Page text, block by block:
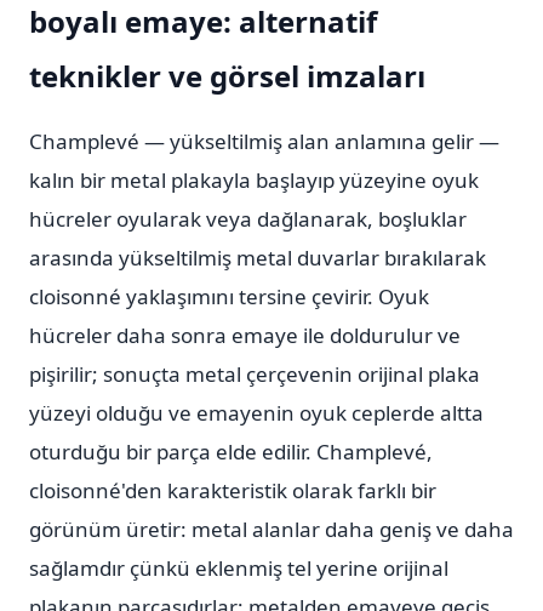
boyalı emaye: alternatif
teknikler ve görsel imzaları
Champlevé — yükseltilmiş alan anlamına gelir —
kalın bir metal plakayla başlayıp yüzeyine oyuk
hücreler oyularak veya dağlanarak, boşluklar
arasında yükseltilmiş metal duvarlar bırakılarak
cloisonné yaklaşımını tersine çevirir. Oyuk
hücreler daha sonra emaye ile doldurulur ve
pişirilir; sonuçta metal çerçevenin orijinal plaka
yüzeyi olduğu ve emayenin oyuk ceplerde altta
oturduğu bir parça elde edilir. Champlevé,
cloisonné'den karakteristik olarak farklı bir
görünüm üretir: metal alanlar daha geniş ve daha
sağlamdır çünkü eklenmiş tel yerine orijinal